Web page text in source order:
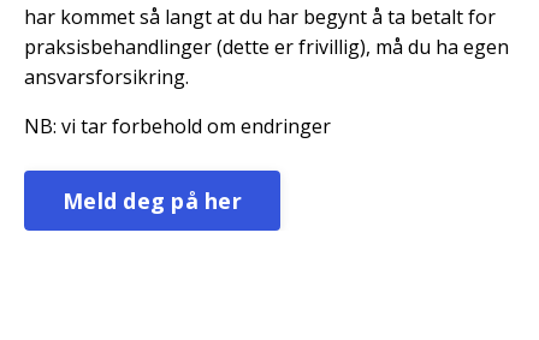
har kommet så langt at du har begynt å ta betalt for
praksisbehandlinger (dette er frivillig), må du ha egen
ansvarsforsikring.
NB: vi tar forbehold om endringer
Meld deg på her